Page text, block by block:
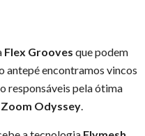
Flex Grooves que podem
antepé encontramos vincos
responsáveis pela ótima
Odyssey.